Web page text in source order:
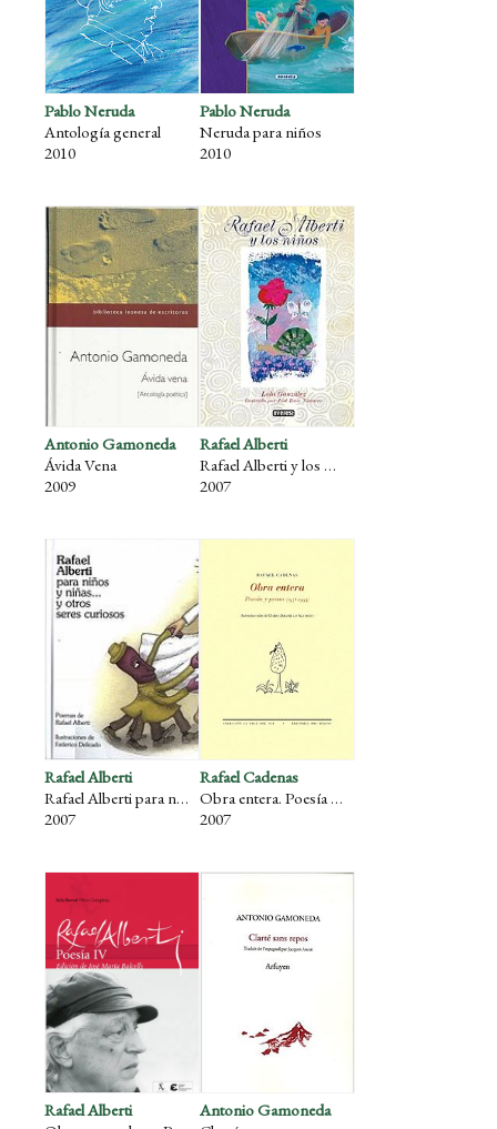
Pablo Neruda
Antología general
2010
Pablo Neruda
Neruda para niños
2010
Antonio Gamoneda
Ávida Vena
2009
Rafael Alberti
Rafael Alberti y los niños
2007
Rafael Alberti
Rafael Alberti para niños y niñas... y otros seres curiosos
2007
Rafael Cadenas
Obra entera. Poesía y prosa (1958-1998)
2007
Rafael Alberti
Antonio Gamoneda